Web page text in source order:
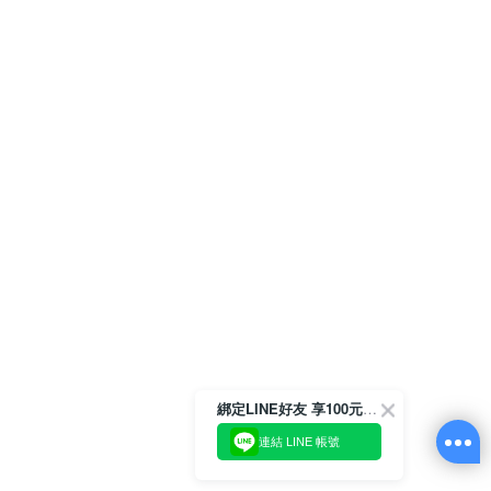
綁定LINE好友 享100元折價券
連結 LINE 帳號